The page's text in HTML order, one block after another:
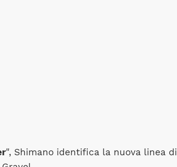
", Shimano identifica la nuova linea di